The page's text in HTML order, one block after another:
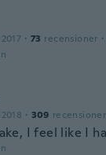
· 73 recensioner ·
· 309 recensioner
I feel like I